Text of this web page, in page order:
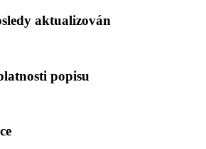
aktualizován
popisu